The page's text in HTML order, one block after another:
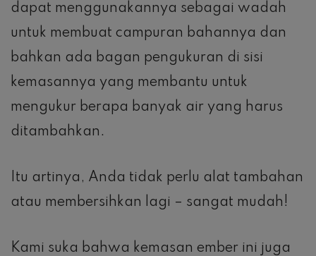
dapat menggunakannya sebagai wadah
untuk membuat campuran bahannya dan
bahkan ada bagan pengukuran di sisi
kemasannya yang membantu untuk
mengukur berapa banyak air yang harus
ditambahkan.
Itu artinya, Anda tidak perlu alat tambahan
atau membersihkan lagi – sangat mudah!
Kami suka bahwa kemasan ember ini juga